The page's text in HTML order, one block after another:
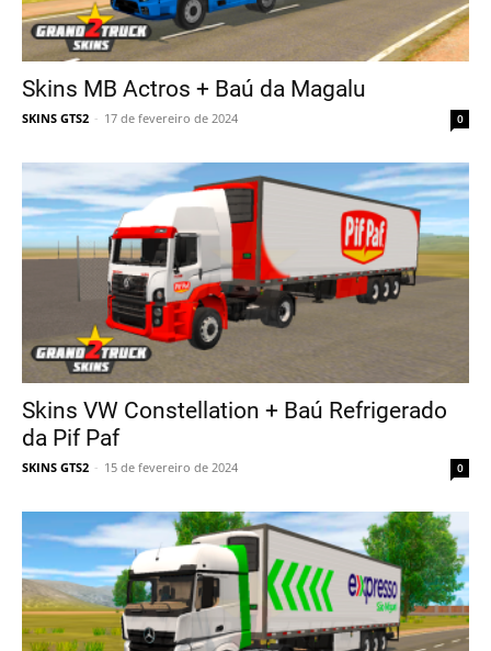
Skins MB Actros + Baú da Magalu
SKINS GTS2 - 17 de fevereiro de 2024 0
Skins VW Constellation + Baú Refrigerado
da Pif Paf
SKINS GTS2 - 15 de fevereiro de 2024 0